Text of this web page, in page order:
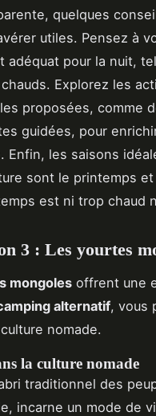
quelques
utiles. Pensez à
adéquat pour la nuit,
Explorez les
proposées, comme
guidées, pour
Enfin, les saisons
sont le printemps et
est ni trop chaud
3 : Les yourtes
mongoles offrent une
alternatif, vous
nomade.
la culture nomade
traditionnel des
incarne un mode de